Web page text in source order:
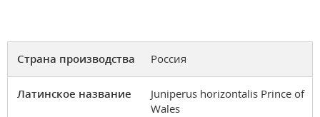
Страна производства Россия
Латинское название
Juniperus horizontalis Prince of
Wales